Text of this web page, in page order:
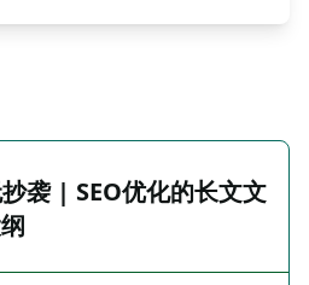
袭 | SEO优化的长文文